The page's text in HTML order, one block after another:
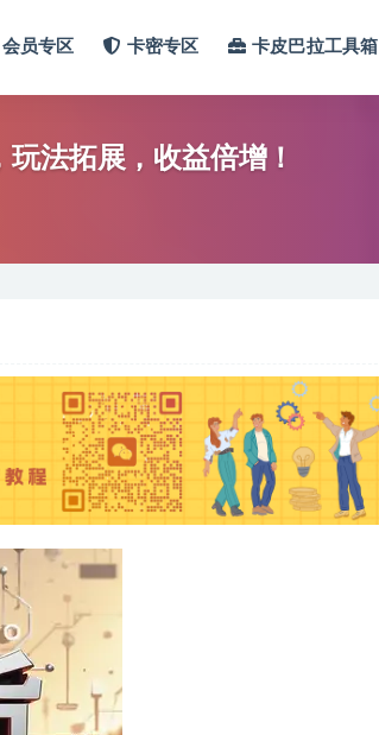
会员专区 卡密专区 卡皮巴拉工具箱
法拓展，收益倍增！